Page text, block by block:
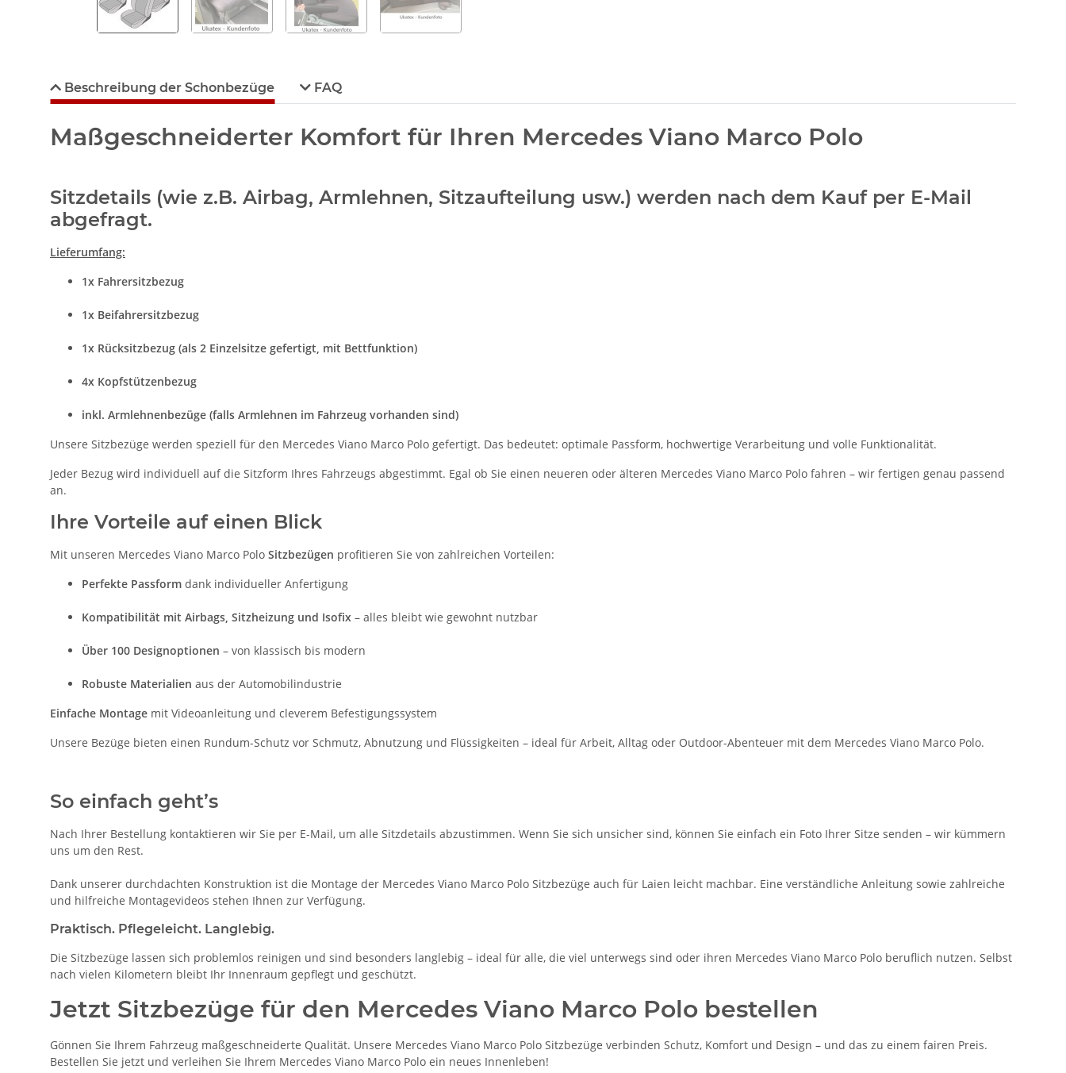
Beschreibung der Schonbezüge FAQ
Maßgeschneiderter Komfort für Ihren Mercedes Viano Marco Polo
Sitzdetails (wie z.B. Airbag, Armlehnen, Sitzaufteilung usw.) werden nach dem Kauf per E-Mail
abgefragt.
Lieferumfang:
1x Fahrersitzbezug
1x Beifahrersitzbezug
1x Rücksitzbezug (als 2 Einzelsitze gefertigt, mit Bettfunktion)
4x Kopfstützenbezug
inkl. Armlehnenbezüge (falls Armlehnen im Fahrzeug vorhanden sind)
Unsere Sitzbezüge werden speziell für den Mercedes Viano Marco Polo gefertigt. Das bedeutet: optimale Passform, hochwertige Verarbeitung und volle Funktionalität.
Jeder Bezug wird individuell auf die Sitzform Ihres Fahrzeugs abgestimmt. Egal ob Sie einen neueren oder älteren Mercedes Viano Marco Polo fahren – wir fertigen genau passend
an.
Ihre Vorteile auf einen Blick
Mit unseren Mercedes Viano Marco Polo Sitzbezügen profitieren Sie von zahlreichen Vorteilen:
Perfekte Passform dank individueller Anfertigung
Kompatibilität mit Airbags, Sitzheizung und Isofix – alles bleibt wie gewohnt nutzbar
Über 100 Designoptionen – von klassisch bis modern
Robuste Materialien aus der Automobilindustrie
Einfache Montage mit Videoanleitung und cleverem Befestigungssystem
Unsere Bezüge bieten einen Rundum-Schutz vor Schmutz, Abnutzung und Flüssigkeiten – ideal für Arbeit, Alltag oder Outdoor-Abenteuer mit dem Mercedes Viano Marco Polo.
So einfach geht’s
Nach Ihrer Bestellung kontaktieren wir Sie per E-Mail, um alle Sitzdetails abzustimmen. Wenn Sie sich unsicher sind, können Sie einfach ein Foto Ihrer Sitze senden – wir kümmern
uns um den Rest.
Dank unserer durchdachten Konstruktion ist die Montage der Mercedes Viano Marco Polo Sitzbezüge auch für Laien leicht machbar. Eine verständliche Anleitung sowie zahlreiche
und hilfreiche Montagevideos stehen Ihnen zur Verfügung.
Praktisch. Pflegeleicht. Langlebig.
Die Sitzbezüge lassen sich problemlos reinigen und sind besonders langlebig – ideal für alle, die viel unterwegs sind oder ihren Mercedes Viano Marco Polo beruflich nutzen. Selbst
nach vielen Kilometern bleibt Ihr Innenraum gepflegt und geschützt.
Jetzt Sitzbezüge für den Mercedes Viano Marco Polo bestellen
Gönnen Sie Ihrem Fahrzeug maßgeschneiderte Qualität. Unsere Mercedes Viano Marco Polo Sitzbezüge verbinden Schutz, Komfort und Design – und das zu einem fairen Preis.
Bestellen Sie jetzt und verleihen Sie Ihrem Mercedes Viano Marco Polo ein neues Innenleben!